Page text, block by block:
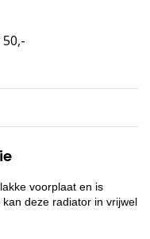
voorplaat en is
deze radiator in vrijwel